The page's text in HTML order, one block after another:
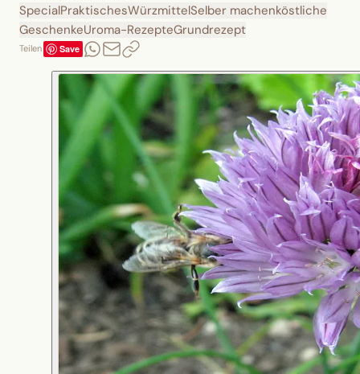
SpecialPraktischesWürzmittelSelber machenköstliche
GeschenkeUroma-RezepteGrundrezept
Teilen Save